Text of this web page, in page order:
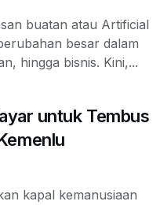
buatan atau Artificial
besar dalam
hingga bisnis. Kini,...
untuk Tembus
kapal kemanusiaan